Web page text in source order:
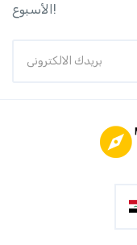
الأسبوع!